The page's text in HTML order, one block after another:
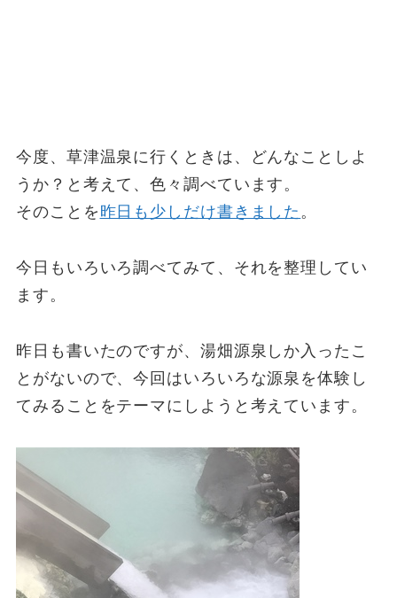
今度、草津温泉に行くときは、どんなことしよ
うか？と考えて、色々調べています。
そのことを昨日も少しだけ書きました。
今日もいろいろ調べてみて、それを整理してい
ます。
昨日も書いたのですが、湯畑源泉しか入ったこ
とがないので、今回はいろいろな源泉を体験し
てみることをテーマにしようと考えています。